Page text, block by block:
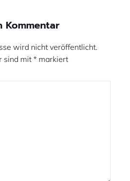
Kommentar
wird nicht veröffentlicht.
sind mit * markiert